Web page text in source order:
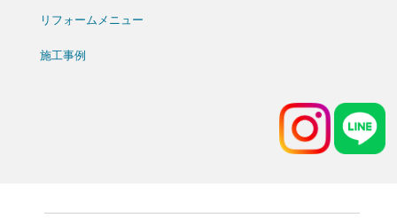
リフォームメニュー
施工事例